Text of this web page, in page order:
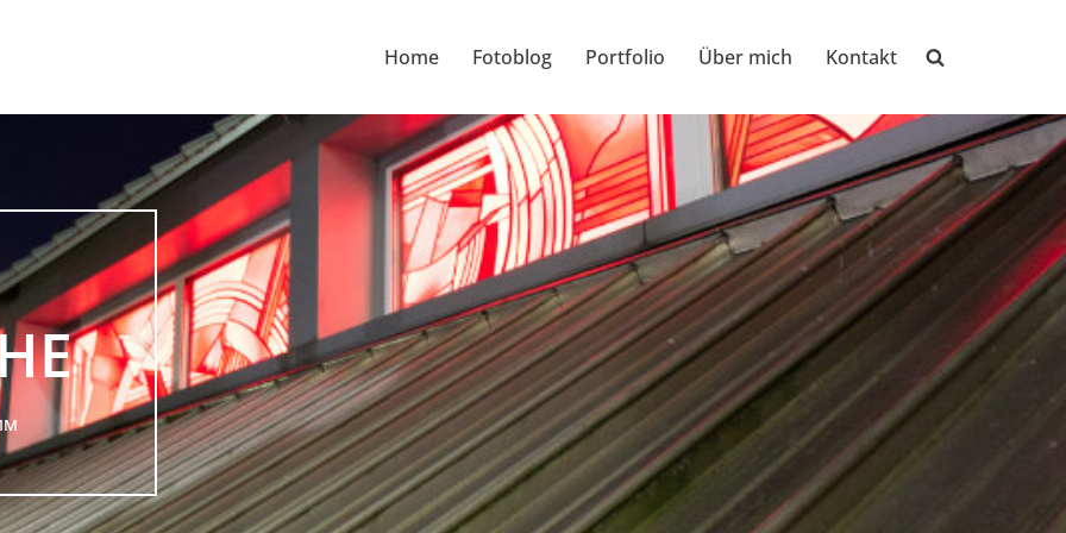
Home Fotoblog Portfolio Über mich Kontakt